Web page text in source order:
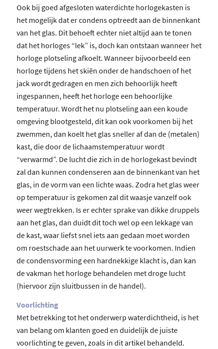
Ook bij goed afgesloten waterdichte horlogekasten is
het mogelijk dat er condens optreedt aan de binnenkant
van het glas. Dit behoeft echter niet altijd aan te tonen
dat het horloges “lek” is, doch kan ontstaan wanneer het
horloge plotseling afkoelt. Wanneer bijvoorbeeld een
horloge tijdens het skiën onder de handschoen of het
jack wordt gedragen en men zich behoorlijk heeft
ingespannen, heeft het horloge een behoorlijke
temperatuur. Wordt het nu plotseling aan een koude
omgeving blootgesteld, dit kan ook voorkomen bij het
zwemmen, dan koelt het glas sneller af dan de (metalen)
kast, die door de lichaamstemperatuur wordt
“verwarmd”. De lucht die zich in de horlogekast bevindt
zal dan kunnen condenseren aan de binnenkant van het
glas, in de vorm van een lichte waas. Zodra het glas weer
op temperatuur is gekomen zal dit waasje vanzelf ook
weer wegtrekken. Is er echter sprake van dikke druppels
aan het glas, dan duidt dit toch wel op een lekkage van
de kast, waar liefst snel iets aan gedaan moet worden
om roestschade aan het uurwerk te voorkomen. Indien
de condensvorming een hardnekkige klacht is, dan kan
de vakman het horloge behandelen met droge lucht
(hiervoor zijn sluitbussen in de handel).
Voorlichting
Met betrekking tot het onderwerp waterdichtheid, is het
van belang om klanten goed en duidelijk de juiste
voorlichting te geven, zoals in dit artikel behandeld.